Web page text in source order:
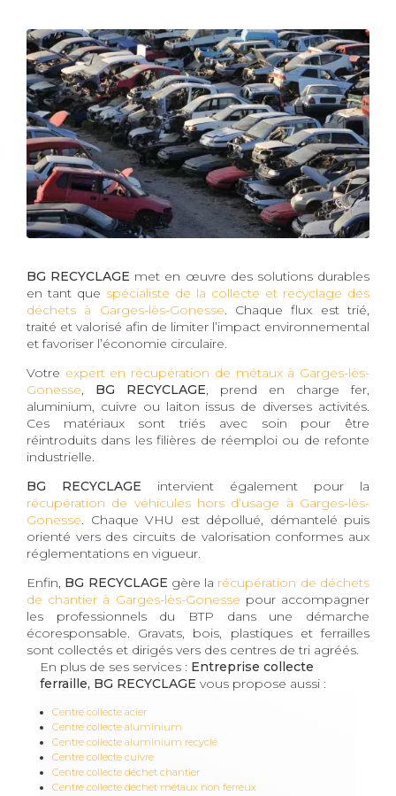
BG RECYCLAGE met en œuvre des solutions durables
en tant que spécialiste de la collecte et recyclage des
déchets à Garges-lès-Gonesse. Chaque flux est trié,
traité et valorisé afin de limiter l’impact environnemental
et favoriser l’économie circulaire.
Votre expert en récupération de métaux à Garges-lès-
Gonesse, BG RECYCLAGE, prend en charge fer,
aluminium, cuivre ou laiton issus de diverses activités.
Ces matériaux sont triés avec soin pour être
réintroduits dans les filières de réemploi ou de refonte
industrielle.
BG RECYCLAGE intervient également pour la
récupération de véhicules hors d’usage à Garges-lès-
Gonesse. Chaque VHU est dépollué, démantelé puis
orienté vers des circuits de valorisation conformes aux
réglementations en vigueur.
Enfin, BG RECYCLAGE gère la récupération de déchets
de chantier à Garges-lès-Gonesse pour accompagner
les professionnels du BTP dans une démarche
écoresponsable. Gravats, bois, plastiques et ferrailles
sont collectés et dirigés vers des centres de tri agréés.
En plus de ses services : Entreprise collecte
ferraille, BG RECYCLAGE vous propose aussi :
Centre collecte acier
Centre collecte aluminium
Centre collecte aluminium recyclé
Centre collecte cuivre
Centre collecte déchet chantier
Centre collecte déchet métaux non ferreux